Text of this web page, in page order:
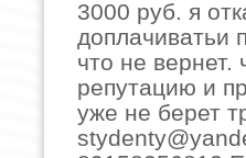
3000 руб. я
доплачиватьи
что не вернет.
репутацию и
уже не берет